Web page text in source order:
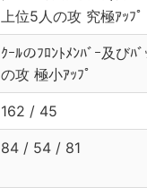
上位5人の攻 究極ｱｯﾌﾟ
ｸｰﾙのﾌﾛﾝﾄﾒﾝﾊﾞｰ及びﾊ
の攻 極小ｱｯﾌﾟ
162 / 45
84 / 54 / 81